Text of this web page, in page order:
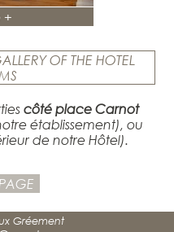
+
côté place Carnot
établissement), ou
de notre Hôtel).
Gréement